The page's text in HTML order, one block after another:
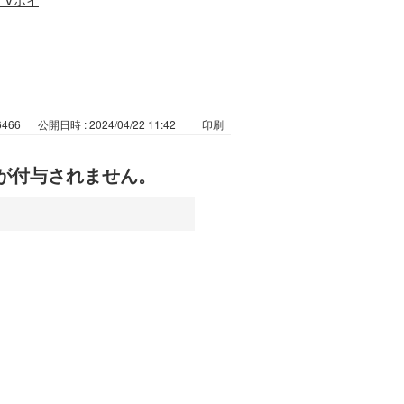
公開日時 : 2024/04/22 11:42 印刷
与されません。